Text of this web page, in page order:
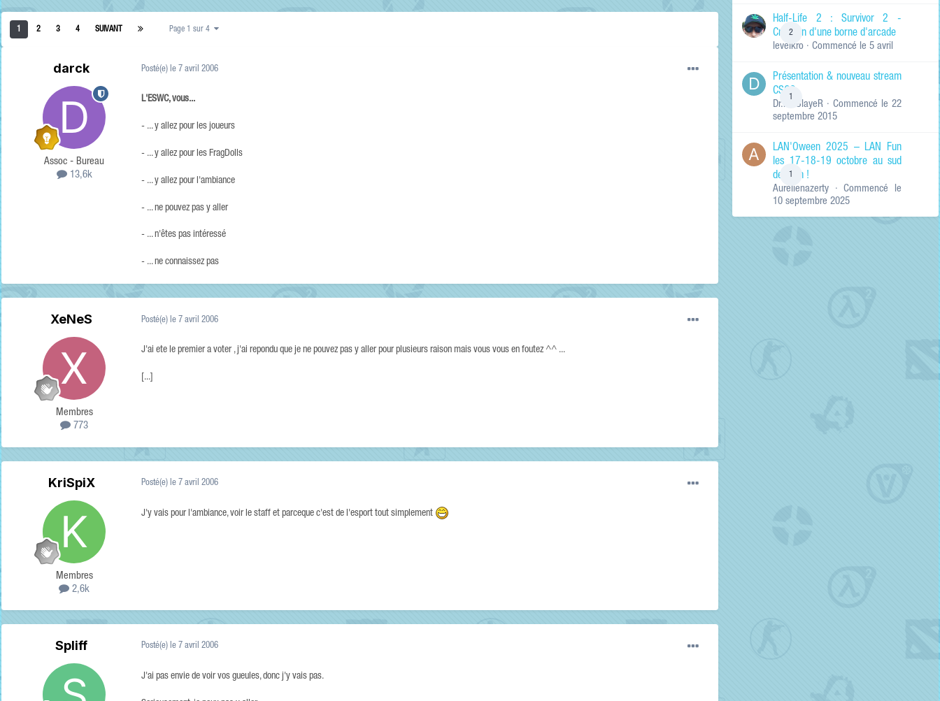
RECHERCHER LES
Titres et corps
Titres des
uniquement
2 3 4 SUIVANT Page 1 sur 4
darck
Assoc - Bureau
13,6k
Posté(e) le 7 avril 2006
L'ESWC, vous...
- ... y allez pour les joueurs
- ... y allez pour les FragDolls
- ... y allez pour l'ambiance
- ... ne pouvez pas y aller
- ... n'êtes pas intéressé
- ... ne connaissez pas
XeNeS
Membres
773
Posté(e) le 7 avril 2006
J'ai ete le premier a voter , j'ai repondu que je ne pouvez pas y aller pour plusieurs raison mais vous vous en foutez ^^ ...
[...]
KriSpiX
Membres
2,6k
Posté(e) le 7 avril 2006
J'y vais pour l'ambiance, voir le staff et parceque c'est de l'esport tout simplement
Spliff Posté(e) le 7 avril 2006
J'ai pas envie de voir vos gueules, donc j'y vais pas.
2
Half-Life 2 : Survivor 2 -
Création d'une borne d'arcade
levelkro · Commencé le 5 avril
1
Présentation & nouveau stream
CSGO
Dr.KinSlayeR · Commencé le 22
septembre 2015
1
LAN'Oween 2025 – LAN Fun
les 17-18-19 octobre au sud
de Lyon !
Aurelienazerty · Commencé le
10 septembre 2025